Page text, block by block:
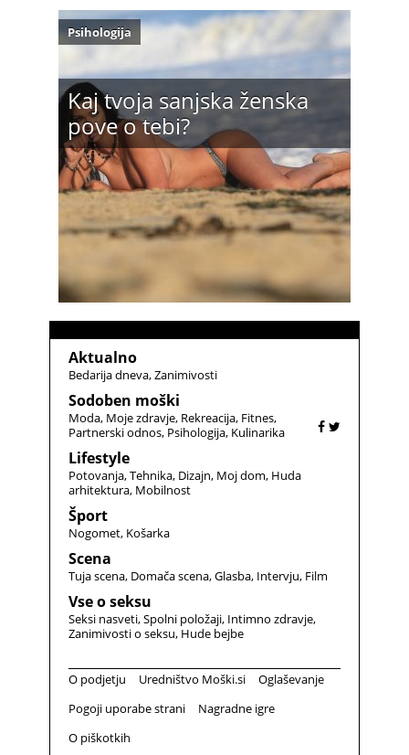
Kaj tvoja sanjska ženska
pove o tebi?
Psihologija
Aktualno
Bedarija dneva Zanimivosti
Sodoben moški
Moda Moje zdravje Rekreacija Fitnes
Partnerski odnos Psihologija Kulinarika
Lifestyle
Potovanja Tehnika Dizajn Moj dom Huda
arhitektura Mobilnost
Šport
Nogomet Košarka
Scena
Tuja scena Domača scena Glasba Intervju Film
Vse o seksu
Seksi nasveti Spolni položaji Intimno zdravje
Zanimivosti o seksu Hude bejbe
O podjetju Uredništvo Moški.si
Oglaševanje
Pogoji uporabe strani
Nagradne igre
O piškotkih